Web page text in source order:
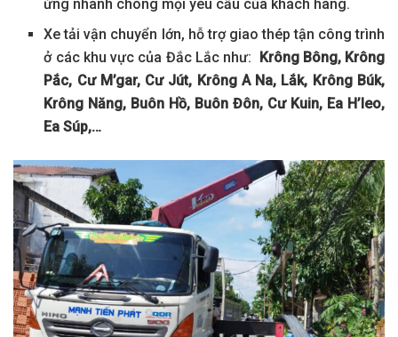
ứng nhanh chóng mọi yêu cầu của khách hàng.
Xe tải vận chuyển lớn, hỗ trợ giao thép tận công trình
ở các khu vực của Đắc Lắc như:
Krông Bông, Krông
Pắc, Cư M’gar, Cư Jút, Krông A Na, Lắk, Krông Búk,
Krông Năng, Buôn Hồ, Buôn Đôn, Cư Kuin, Ea H’leo,
Ea Súp,…